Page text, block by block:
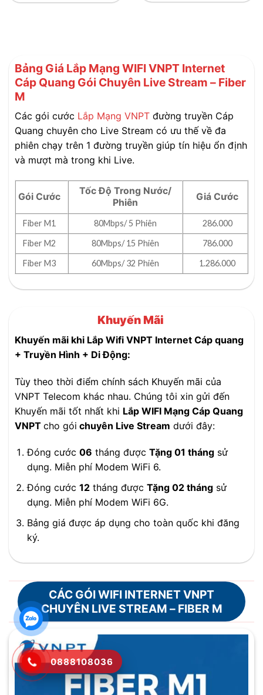
Bảng Giá Lắp Mạng WIFI VNPT Internet
Cáp Quang Gói Chuyên Live Stream – Fiber
M
Các gói cước Lắp Mạng VNPT đường truyền Cáp
Quang chuyên cho Live Stream có ưu thế về đa
phiên chạy trên 1 đường truyền giúp tín hiệu ổn định
và mượt mà trong khi Live.
Gói Cước
Tốc Độ Trong Nước/
Phiên
Giá Cước
Fiber M1 80Mbps/ 5 Phiên
286.000
Fiber M2
80Mbps/ 15 Phiên
786.000
Fiber M3
60Mbps/ 32 Phiên 1.286.000
Khuyến Mãi
Khuyến mãi khi Lắp Wifi VNPT Internet Cáp quang
+ Truyền Hình + Di Động:
Tùy theo thời điểm chính sách Khuyến mãi của
VNPT Telecom khác nhau. Chúng tôi xin gửi đến
Khuyến mãi tốt nhất khi Lắp WIFI Mạng Cáp Quang
VNPT cho gói chuyên Live Stream dưới đây:
Đóng cước 06 tháng được Tặng 01 thángsử
dụng. Miễn phí Modem WiFi 6.
Đóng cước 12tháng được Tặng 02 thángsử
dụng. Miễn phí Modem WiFi 6G.
Bảng giá được áp dụng cho toàn quốc khi đăng
ký.
CÁC GÓI WIFI INTERNET VNPT
CHUYÊN LIVE STREAM – FIBER M
0888108036